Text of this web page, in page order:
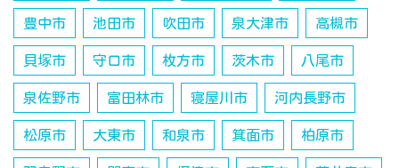
豊中市 池田市 吹田市 泉大津市 高槻市
貝塚市 守口市 枚方市 茨木市 八尾市
泉佐野市 富田林市 寝屋川市 河内長野市
松原市 大東市 和泉市 箕面市 柏原市